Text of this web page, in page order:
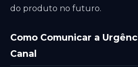
do produto no futuro.
Como Comunicar a
Canal